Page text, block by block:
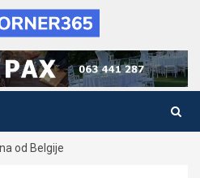
od Belgije